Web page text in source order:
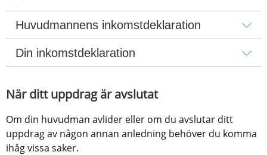
Huvudmannens inkomstdeklaration
Din inkomstdeklaration
När ditt uppdrag är avslutat
Om din huvudman avlider eller om du avslutar ditt
uppdrag av någon annan anledning behöver du komma
ihåg vissa saker.